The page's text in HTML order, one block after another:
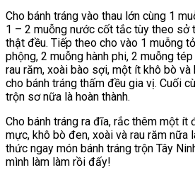
Cho bánh tráng vào thau lớn cùng 1
1 – 2 muỗng nước cốt tắc tùy theo sở
thật đều. Tiếp theo cho vào 1 muỗng
phộng, 2 muỗng hành phi, 2 muỗng
rau răm, xoài bào sợi, một ít khô bò
cho bánh tráng thấm đều gia vị. Cuối
trộn sơ nữa là hoàn thành.
Cho bánh tráng ra đĩa, rắc thêm một ít
mực, khô bò đen, xoài và rau răm nữa
thức ngay món bánh tráng trộn Tây
mình làm làm rồi đấy!